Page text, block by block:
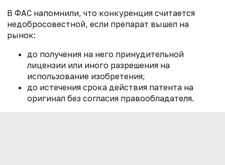
В ФАС напомнили, что конкуренция считается
недобросовестной, если препарат вышел на
рынок:
до получения на него принудительной
лицензии или иного разрешения на
использование изобретения;
до истечения срока действия патента на
оригинал без согласия правообладателя.